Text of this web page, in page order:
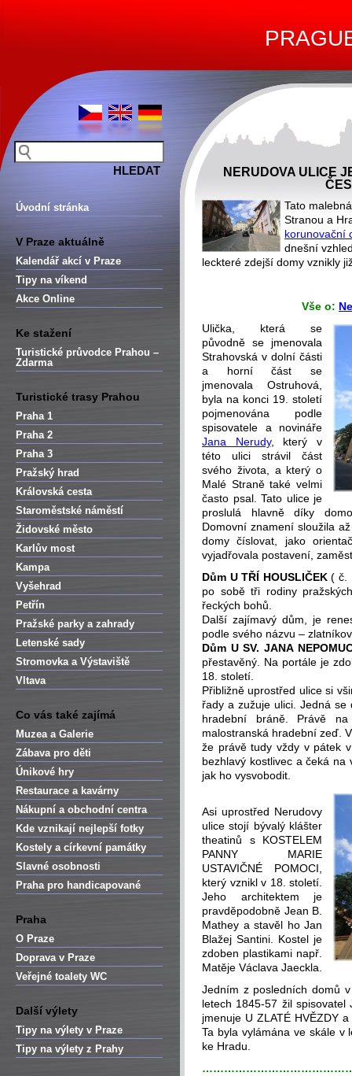
Úvodní stránka
V Praze aktuálně
Kalendář akcí v Praze
Tipy na víkend
Akce Online
Ke stažení
Turistické průvodce Prahou –
Zdarma
Turistické trasy Prahou
Praha 1
Praha 2
Praha 3
Pražský hrad
Královská cesta
Staroměstské náměstí
Židovské město
Karlův most
Kampa
Vyšehrad
Petřín
Pražské parky a zahrady
Letenské sady
Stromovka a Výstaviště
Vltava
Co vás také zajímá
Muzea a Galerie
Zábava pro děti
Únikové hry
Restaurace a kavárny
Nákupní a obchodní centra
Kde vznikají nejlepší fotky
Kostely a církevní památky
Slavné osobnosti
Praha pro handicapované
Praha
O Praze
Doprava v Praze
Veřejné toalety WC
Další výlety
Tipy na výlety v Praze
Tipy na výlety z Prahy
NERUDOVA ULICE
Tato
Stranou a
korunovační
dnešní
leckteré zdejší domy vznikly
Vše o:
Ulička, která se
původně se jmenovala
Strahovská v dolní části
a horní část se
jmenovala Ostruhová,
byla na konci 19. století
pojmenována podle
spisovatele a novináře
Jana Nerudy, který v
této ulici strávil část
svého života, a který o
Malé Straně také velmi
často psal. Tato ulice je
proslulá hlavně díky
Domovní znamení sloužila
domy číslovat, jako
vyjadřovala postavení,
Dům U TŘÍ HOUSLIČEK( č.
po sobě tři rodiny
řeckých bohů.
Další zajímavý dům, je
podle svého názvu –
Dům U SV. JANA
přestavěný. Na portále je
18. století.
Přibližně uprostřed ulice si
řady a zužuje ulici. Jedná se
hradební bráně. Právě
malostranská hradební zeď.
že právě tudy vždy v pátek
bezhlavý kostlivec a čeká
jak ho vysvobodit.
Asi uprostřed Nerudovy
ulice stojí bývalý klášter
theatinů s KOSTELEM
PANNY MARIE
USTAVIČNÉ POMOCI,
který vznikl v 18. století.
Jeho architektem je
pravděpodobně Jean B.
Mathey a stavěl ho Jan
Blažej Santini. Kostel je
zdoben plastikami např.
Matěje Václava Jaeckla.
Jedním z posledních domů
letech 1845-57 žil
jmenuje U ZLATÉ HVĚZDY
Ta byla vylámána ve skále v
ke Hradu.